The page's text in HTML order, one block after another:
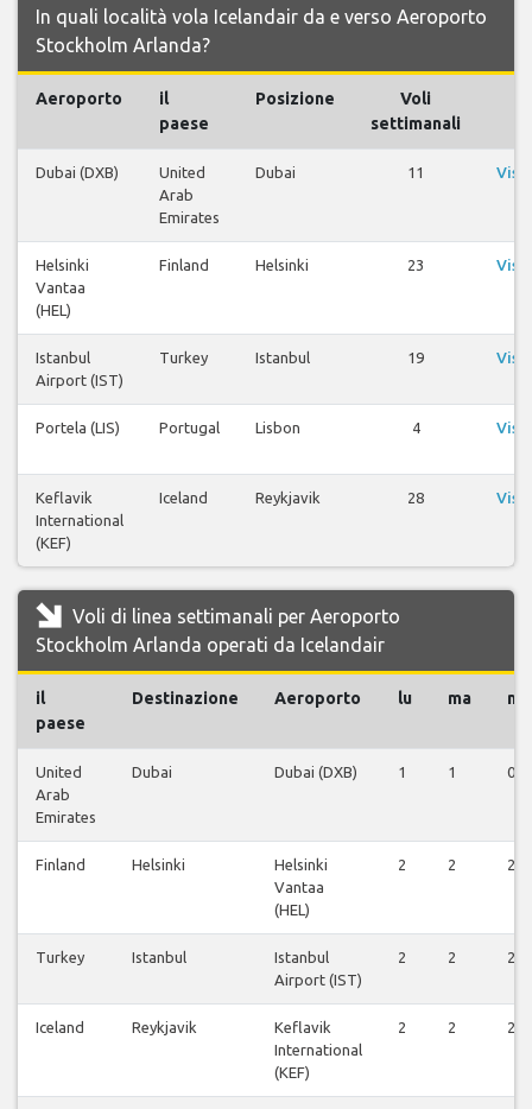
In quali località vola Icelandair da e verso Aeroporto
Stockholm Arlanda?
Aeroporto
il
paese
Posizione
Voli
settimanali
Dubai (DXB)
United
Arab
Emirates
Dubai 11
Helsinki
Vantaa
(HEL)
Finland Helsinki 23
Istanbul
Airport (IST)
Turkey Istanbul 19
Portela (LIS) Portugal Lisbon 4
Keflavik
International
(KEF)
Iceland Reykjavik 28
Voli di linea settimanali per Aeroporto
Stockholm Arlanda operati da Icelandair
il
paese
Destinazione Aeroporto lu ma me
United
Arab
Emirates
Dubai Dubai (DXB) 1 1 0
Finland Helsinki
Helsinki
Vantaa
(HEL)
2 2 2
Turkey Istanbul
Istanbul
Airport (IST)
2 2 2
Iceland Reykjavik
Keflavik
International
(KEF)
2 2 2